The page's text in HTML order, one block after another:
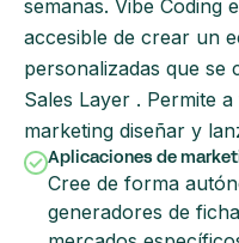
semanas. Vibe Coding
accesible de crear un
personalizadas que se
Sales Layer . Permite
marketing diseñar y
Aplicaciones de
Cree de forma
generadores de